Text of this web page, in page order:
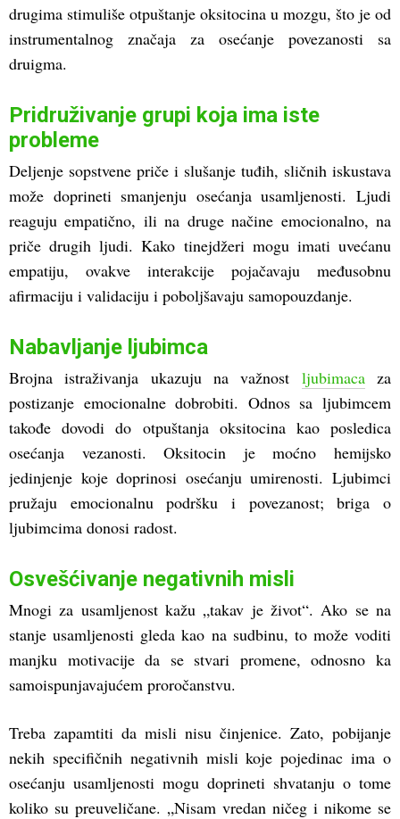
drugima stimuliše otpuštanje oksitocina u mozgu, što je od
instrumentalnog značaja za osećanje povezanosti sa
druigma.
Pridruživanje grupi koja ima iste
probleme
Deljenje sopstvene priče i slušanje tuđih, sličnih iskustava
može doprineti smanjenju osećanja usamljenosti. Ljudi
reaguju empatično, ili na druge načine emocionalno, na
priče drugih ljudi. Kako tinejdžeri mogu imati uvećanu
empatiju, ovakve interakcije pojačavaju međusobnu
afirmaciju i validaciju i poboljšavaju samopouzdanje.
Nabavljanje ljubimca
Brojna istraživanja ukazuju na važnost ljubimacaza
postizanje emocionalne dobrobiti. Odnos sa ljubimcem
takođe dovodi do otpuštanja oksitocina kao posledica
osećanja vezanosti. Oksitocin je moćno hemijsko
jedinjenje koje doprinosi osećanju umirenosti. Ljubimci
pružaju emocionalnu podršku i povezanost; briga o
ljubimcima donosi radost.
Osvešćivanje negativnih misli
Mnogi za usamljenost kažu „takav je život“. Ako se na
stanje usamljenosti gleda kao na sudbinu, to može voditi
manjku motivacije da se stvari promene, odnosno ka
samoispunjavajućem proročanstvu.
Treba zapamtiti da misli nisu činjenice. Zato, pobijanje
nekih specifičnih negativnih misli koje pojedinac ima o
osećanju usamljenosti mogu doprineti shvatanju o tome
koliko su preuveličane. „Nisam vredan ničeg i nikome se